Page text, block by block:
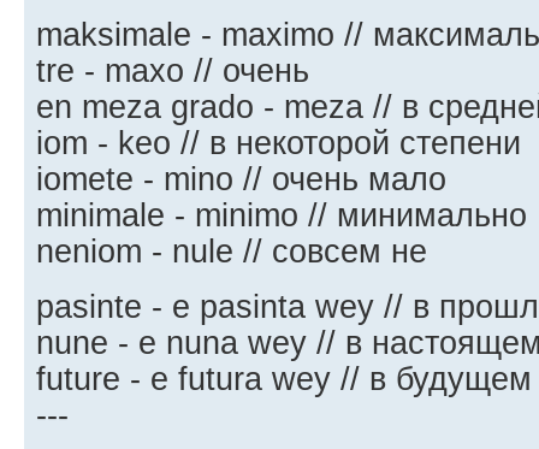
maksimale - maximo //
tre - maxo // очень
en meza grado - mezа // в
iom - keo // в некоторой степени
iomete - mino // очень мало
minimalе - minimo // минимально
neniom - nule // совсем не
pasinte - e pasinta wey // в
nune - e nuna wey // в
future - e futura wey // в будущем
---